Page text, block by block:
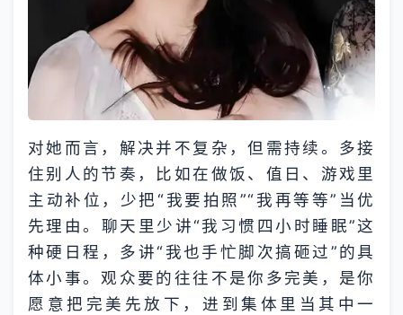
对她而言，解决并不复杂，但需持续。多接
住别人的节奏，比如在做饭、值日、游戏里
主动补位，少把“我要拍照”“我再等等”当优
先理由。聊天里少讲“我习惯四小时睡眠”这
种硬日程，多讲“我也手忙脚次搞砸过”的具
体小事。观众要的往往不是你多完美，是你
愿意把完美先放下，进到集体里当其中一